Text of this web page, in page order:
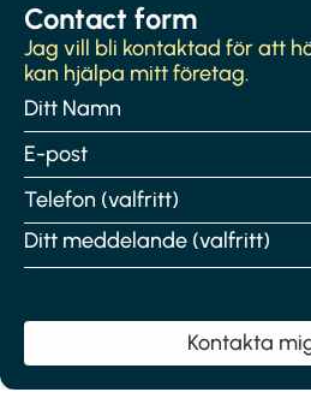
Contact form
Jag vill bli kontaktad för att
kan hjälpa mitt företag.
Namn
(Obligatoriskt)
Epost
(Obligatoriskt)
Telefonnummer
Meddelande